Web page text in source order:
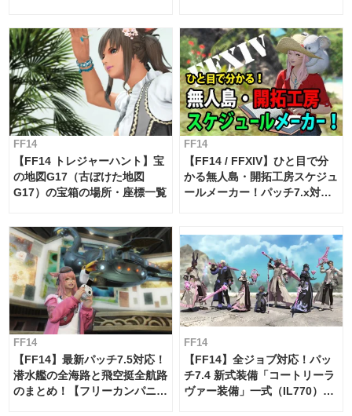
FF14
【FF14 トレジャーハント】宝
の地図G17（古ぼけた地図
G17）の宝箱の場所・座標一覧
FF14
【FF14 / FFXIV】ひと目で分
かる無人島・開拓工房スケジュ
ールメーカー！パッチ7.x対応
FF14
【FF14】最新パッチ7.5対応！
潜水艦の全海路と飛空挺全航路
のまとめ！【フリーカンパニ
FF14
【FF14】全ジョブ対応！パッ
チ7.4 新式装備「コートリーラ
ヴァー装備」一式（IL770）の